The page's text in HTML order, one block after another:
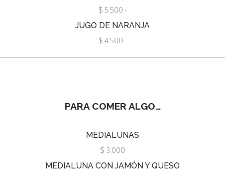
$ 5.500.-
JUGO DE NARANJA
$ 4.500.-
PARA COMER ALGO…
MEDIALUNAS
$ 3.000
MEDIALUNA CON JAMÓN Y QUESO